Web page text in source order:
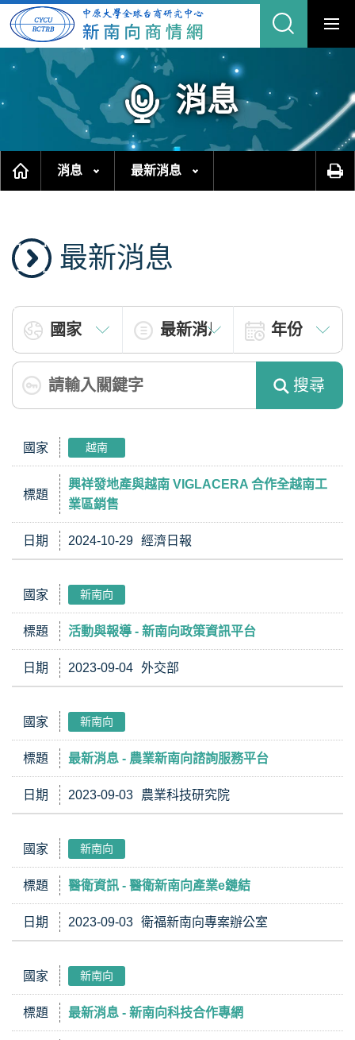
跳
主
要
區
合
尋
消息
消息 最新消息
最新消息
搜尋
國家 越南
標題
興祥發地產與越南 VIGLACERA 合作全越南工
業區銷售
日期 2024-10-29 經濟日報
國家 新南向
標題 活動與報導 - 新南向政策資訊平台
日期 2023-09-04 外交部
國家 新南向
標題 最新消息 - 農業新南向諮詢服務平台
日期 2023-09-03 農業科技研究院
國家 新南向
標題 醫衛資訊 - 醫衛新南向產業e鏈結
日期 2023-09-03 衛福新南向專案辦公室
國家 新南向
標題 最新消息 - 新南向科技合作專網